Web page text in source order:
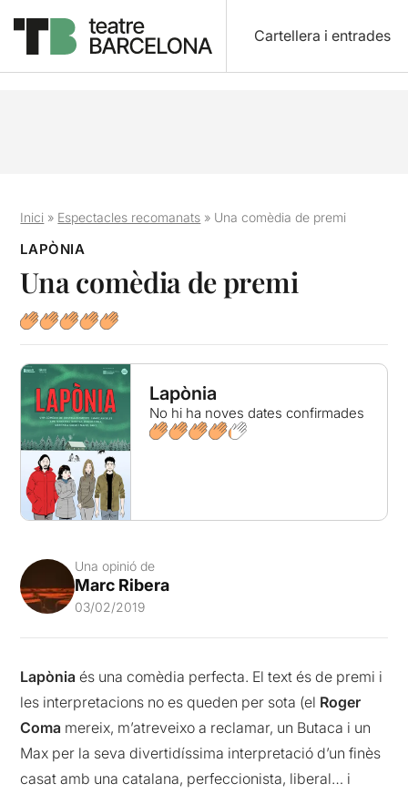
Cartellera i entrades
Inici » Espectacles recomanats » Una comèdia de premi
LAPÒNIA
Una comèdia de premi
Lapònia
No hi ha noves dates confirmades
Una opinió de
Marc Ribera
03/02/2019
Lapònia és una comèdia perfecta. El text és de premi i
les interpretacions no es queden per sota (el Roger
Coma mereix, m’atreveixo a reclamar, un Butaca i un
Max per la seva divertidíssima interpretació d’un finès
casat amb una catalana, perfeccionista, liberal… i